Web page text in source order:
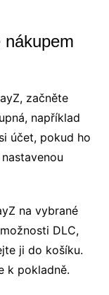
nákupem
začněte
například
účet, pokud ho
na vybrané
DLC,
ji do košíku.
k pokladně.